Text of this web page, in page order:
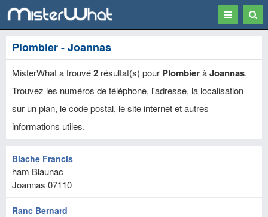
Toggle
Plombier - Joannas
MisterWhat a trouvé2 résultat(s) pour PlombieràJoannas.
Trouvez les numéros de téléphone, l'adresse, la localisation
sur un plan, le code postal, le site internet et autres
informations utiles.
Blache Francis
ham Blaunac
Joannas 07110
Ranc Bernard